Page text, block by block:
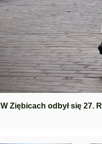
W Ziębicach odbył się 27.